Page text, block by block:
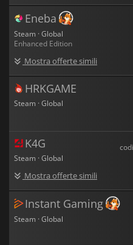
Eneba
Steam · Global
Enhanced Edition
Mostra offerte simili
HRKGAME
Steam · Global
K4G
Steam · Global
Mostra offerte simili
Instant Gaming
Steam · Global